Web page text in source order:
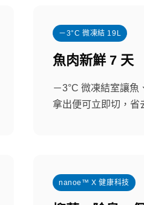
－3°C 微凍結 19L
魚肉新鮮 7 天
－3°C 微凍結室讓魚
拿出便可立即切，省
nanoe™ X 健康科技